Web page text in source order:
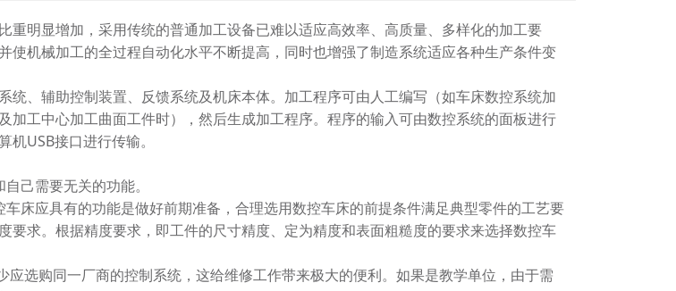
明显增加，采用传统的普通加工设备已难以适应高效率、高质量、多样化的加工要
机械加工的全过程自动化水平不断提高，同时也增强了制造系统适应各种生产条件变
、辅助控制装置、反馈系统及机床本体。加工程序可由人工编写（如车床数控系统加
工中心加工曲面工件时），然后生成加工程序。程序的输入可由数控系统的面板进行
USB接口进行传输。
己需要无关的功能。
床应具有的功能是做好前期准备，合理选用数控车床的前提条件满足典型零件的工艺要
求。根据精度要求，即工件的尺寸精度、定为精度和表面粗糙度的要求来选择数控车
选购同一厂商的控制系统，这给维修工作带来极大的便利。如果是教学单位，由于需